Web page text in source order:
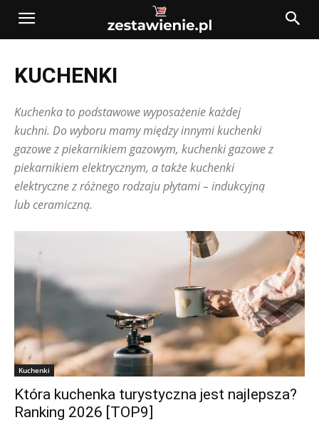
KUCHENKI
Kuchenka to podstawowe wyposażenie każdej
kuchni. Do wyboru mamy między innymi kuchenki
gazowe z piekarnikiem gazowym, kuchenki gazowe z
piekarnikiem elektrycznym, a także kuchenki
elektryczne z różnego rodzaju płytami – indukcyjną
lub ceramiczną.
Kuchenki
Która kuchenka turystyczna jest najlepsza?
Ranking 2026 [TOP9]